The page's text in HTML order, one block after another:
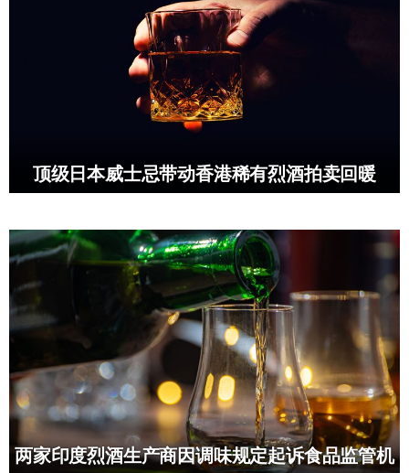
顶级日本威士忌带动香港稀有烈酒拍卖回暖
两家印度烈酒生产商因调味规定起诉食品监管机